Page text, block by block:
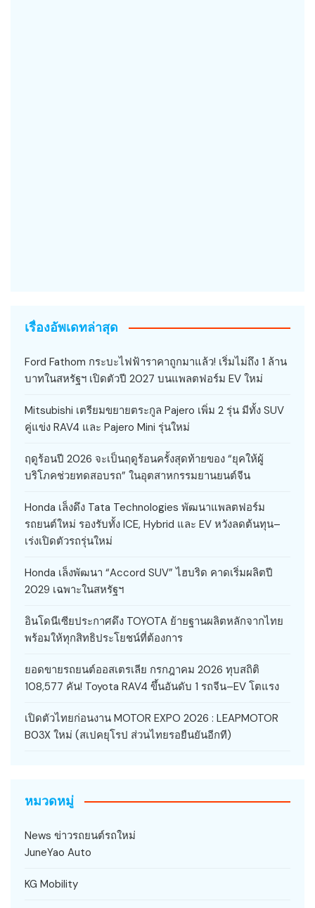
เรื่องอัพเดทล่าสุด
Ford Fathom กระบะไฟฟ้าราคาถูกมาแล้ว! เริ่มไม่ถึง 1 ล้าน
บาทในสหรัฐฯ เปิดตัวปี 2027 บนแพลตฟอร์ม EV ใหม่
Mitsubishi เตรียมขยายตระกูล Pajero เพิ่ม 2 รุ่น มีทั้ง SUV
คู่แข่ง RAV4 และ Pajero Mini รุ่นใหม่
ฤดูร้อนปี 2026 จะเป็นฤดูร้อนครั้งสุดท้ายของ “ยุคให้ผู้
บริโภคช่วยทดสอบรถ” ในอุตสาหกรรมยานยนต์จีน
Honda เล็งดึง Tata Technologies พัฒนาแพลตฟอร์ม
รถยนต์ใหม่ รองรับทั้ง ICE, Hybrid และ EV หวังลดต้นทุน–
เร่งเปิดตัวรถรุ่นใหม่
Honda เล็งพัฒนา “Accord SUV” ไฮบริด คาดเริ่มผลิตปี
2029 เฉพาะในสหรัฐฯ
อินโดนีเซียประกาศดึง TOYOTA ย้ายฐานผลิตหลักจากไทย
พร้อมให้ทุกสิทธิประโยชน์ที่ต้องการ
ยอดขายรถยนต์ออสเตรเลีย กรกฎาคม 2026 ทุบสถิติ
108,577 คัน! Toyota RAV4 ขึ้นอันดับ 1 รถจีน–EV โตแรง
เปิดตัวไทยก่อนงาน MOTOR EXPO 2026 : LEAPMOTOR
B03X ใหม่ (สเปคยุโรป ส่วนไทยรอยืนยันอีกที)
หมวดหมู่
News ข่าวรถยนต์รถใหม่
JuneYao Auto
KG Mobility